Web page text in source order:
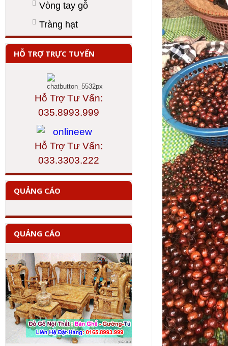
Vòng tay gỗ
Tràng hạt
HỖ TRỢ TRỰC TUYẾN
Hỗ Trợ Tư Vấn:
035.8993.999
Hỗ Trợ Tư Vấn:
033.3303.222
QUẢNG CÁO
QUẢNG CÁO